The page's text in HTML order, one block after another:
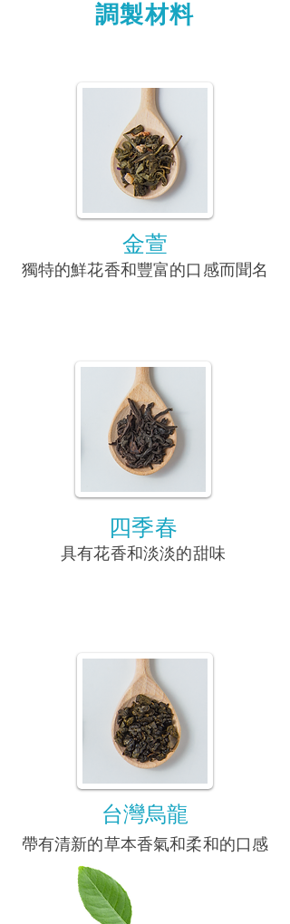
調製材料
金萱
獨特的鮮花香和豐富的口感而聞名
四季春
具有花香和淡淡的甜味
​台灣烏龍
帶有清新的草本香氣和柔和的口感